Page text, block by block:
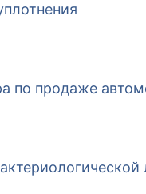
по продаже